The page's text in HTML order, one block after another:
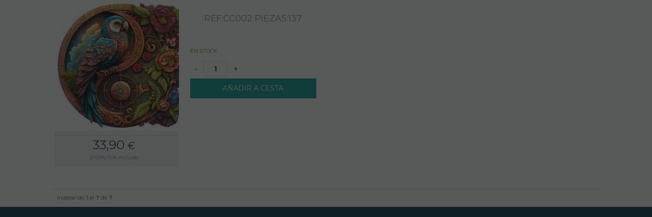
33,90 €
21.00% IVA incluido
REF:CC002 PIEZAS:137
EN STOCK
- +
AÑADIR A CESTA
mostrando 1 al 7 de 7